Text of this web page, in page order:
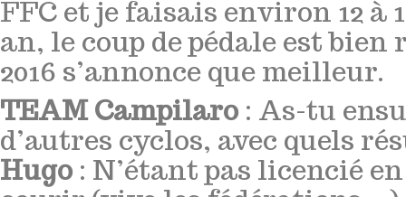
FFC et je faisais environ 12 à
an, le coup de pédale est
2016 s’annonce que meilleur.
TEAM Campilaro: As-tu
d’autres cyclos, avec quels
Hugo: N’étant pas licencié en